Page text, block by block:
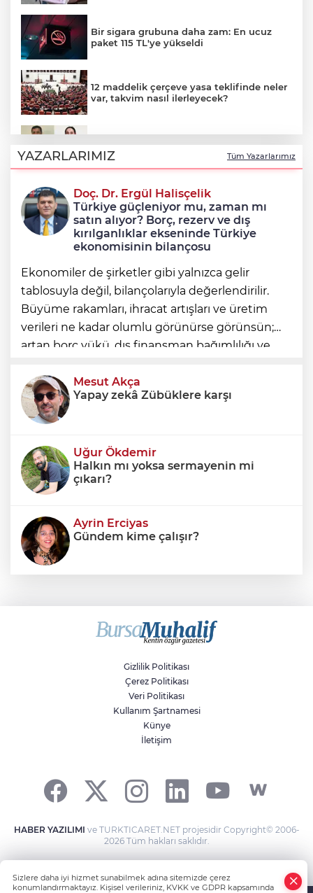
Bir sigara grubuna daha zam: En ucuz
paket 115 TL'ye yükseldi
12 maddelik çerçeve yasa teklifinde neler
var, takvim nasıl ilerleyecek?
tahliye olacak mı?
12 maddelik 'çerçeve yasa' teklifinin tam
metni
YAZARLARIMIZ Tüm Yazarlarımız
Doç. Dr. Ergül Halisçelik
Türkiye güçleniyor mu, zaman mı
satın alıyor? Borç, rezerv ve dış
kırılganlıklar ekseninde Türkiye
ekonomisinin bilançosu
Ekonomiler de şirketler gibi yalnızca gelir
tablosuyla değil, bilançolarıyla değerlendirilir.
Büyüme rakamları, ihracat artışları ve üretim
verileri ne kadar olumlu görünürse görünsün;
artan borç yükü, dış finansman bağımlılığı ve
alınmadığında ortaya eksik
Mesut Akça
Yapay zekâ Zübüklere karşı
Uğur Ökdemir
Halkın mı yoksa sermayenin mi
çıkarı?
Ayrin Erciyas
Gündem kime çalışır?
Savaşların gölgesinde engellilik,
doğa ve kaybedilen gelecek
Gizlilik Politikası
Çerez Politikası
Veri Politikası
Kullanım Şartnamesi
Künye
İletişim
HABER YAZILIMI ve TURKTICARET.NET projesidir Copyright© 2006-
2026 Tüm hakları saklıdır.
Sizlere daha iyi hizmet sunabilmek adına sitemizde çerez
konumlandırmaktayız. Kişisel verileriniz, KVKK ve GDPR kapsamında